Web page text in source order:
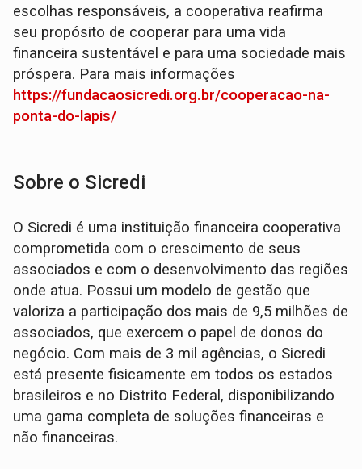
escolhas responsáveis, a cooperativa reafirma
seu propósito de cooperar para uma vida
financeira sustentável e para uma sociedade mais
próspera. Para mais informações
https://fundacaosicredi.org.br/cooperacao-na-
ponta-do-lapis/
Sobre o Sicredi
O Sicredi é uma instituição financeira cooperativa
comprometida com o crescimento de seus
associados e com o desenvolvimento das regiões
onde atua. Possui um modelo de gestão que
valoriza a participação dos mais de 9,5 milhões de
associados, que exercem o papel de donos do
negócio. Com mais de 3 mil agências, o Sicredi
está presente fisicamente em todos os estados
brasileiros e no Distrito Federal, disponibilizando
uma gama completa de soluções financeiras e
não financeiras.